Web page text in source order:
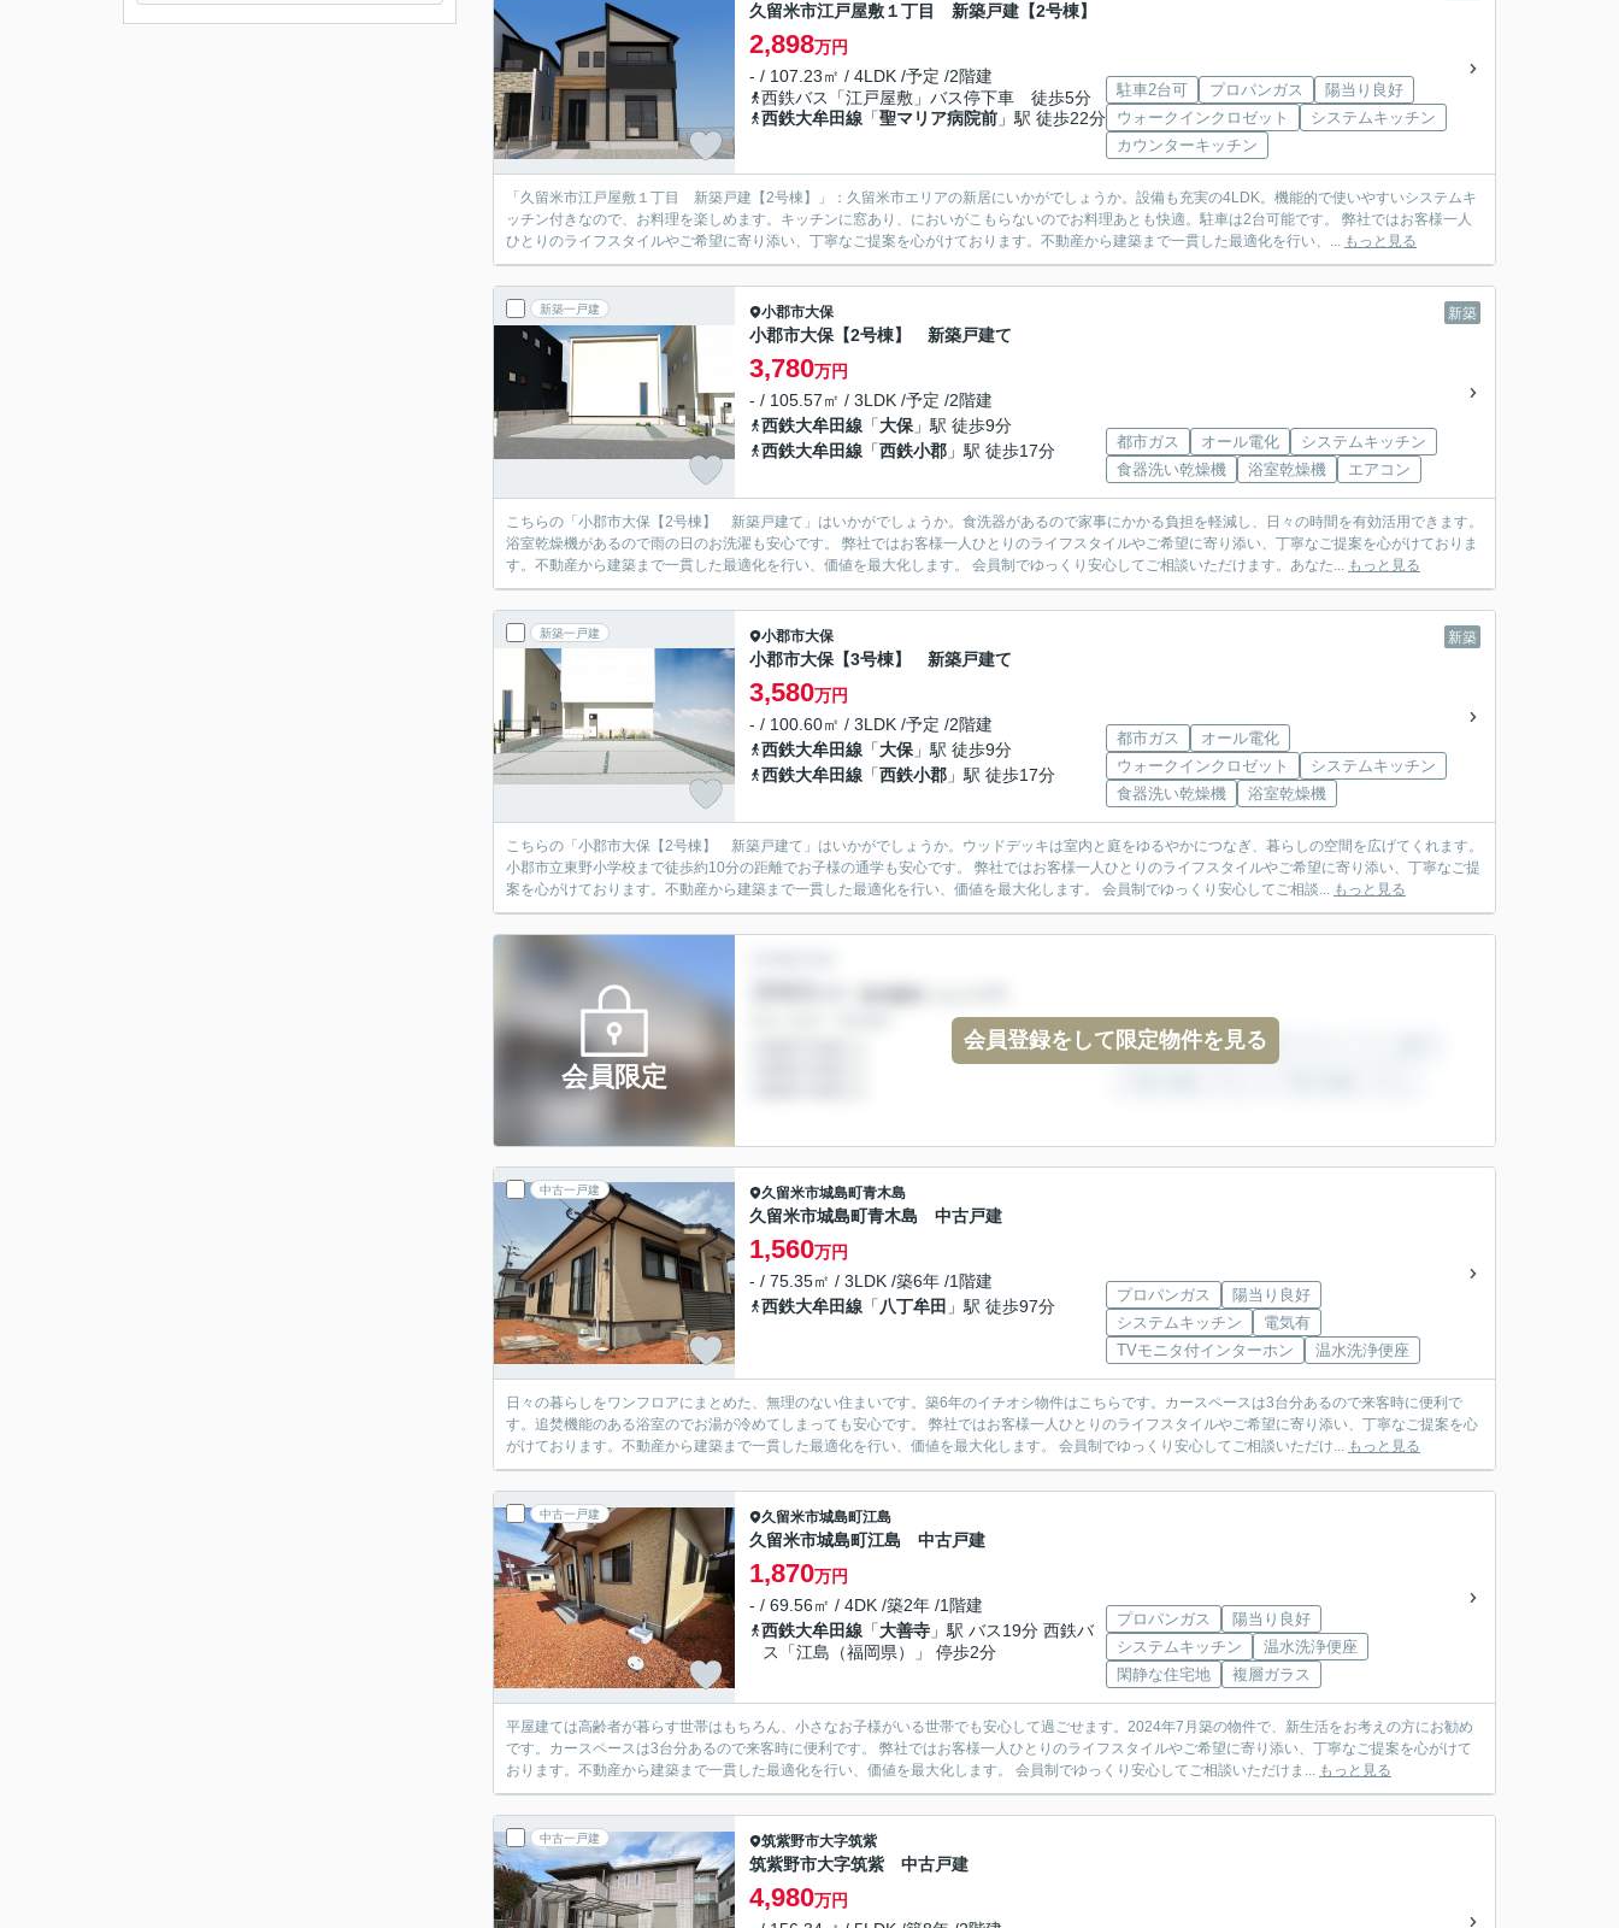
久留米市江戸屋敷１丁目 新築戸建【2号棟】
2,898万円
- / 107.23㎡ / 4LDK /予定 /2階建
西鉄バス「江戸屋敷」バス停下車 徒歩5分
西鉄大牟田線 「聖マリア病院前 」駅 徒歩22分
駐車2台可 プロパンガス
陽当り良好
ウォークインクロゼット
システムキッチン
カウンターキッチン
「久留米市江戸屋敷１丁目 新築戸建【2号棟】」：久留米市エリアの新居にいかがでしょうか。設備も充実の4LDK。機能的で使いやすいシステムキ
ッチン付きなので、お料理を楽しめます。キッチンに窓あり、においがこもらないのでお料理あとも快適。駐車は2台可能です。 弊社ではお客様一人
ひとりのライフスタイルやご希望に寄り添い、丁寧なご提案を心がけております。不動産から建築まで一貫した最適化を行い、... もっと見る
新築一戸建 新築
小郡市大保
小郡市大保【2号棟】 新築戸建て
3,780万円
- / 105.57㎡ / 3LDK /予定 /2階建
西鉄大牟田線 「大保 」駅 徒歩9分
西鉄大牟田線 「西鉄小郡 」駅 徒歩17分 都市ガス オール電化
システムキッチン
食器洗い乾燥機
浴室乾燥機 エアコン
こちらの「小郡市大保【2号棟】 新築戸建て」はいかがでしょうか。食洗器があるので家事にかかる負担を軽減し、日々の時間を有効活用できます。
浴室乾燥機があるので雨の日のお洗濯も安心です。 弊社ではお客様一人ひとりのライフスタイルやご希望に寄り添い、丁寧なご提案を心がけておりま
す。不動産から建築まで一貫した最適化を行い、価値を最大化します。 会員制でゆっくり安心してご相談いただけます。あなた... もっと見る
新築一戸建 新築
小郡市大保
小郡市大保【3号棟】 新築戸建て
3,580万円
- / 100.60㎡ / 3LDK /予定 /2階建
西鉄大牟田線 「大保 」駅 徒歩9分
西鉄大牟田線 「西鉄小郡 」駅 徒歩17分
都市ガス
オール電化
ウォークインクロゼット
システムキッチン
食器洗い乾燥機
浴室乾燥機
こちらの「小郡市大保【2号棟】 新築戸建て」はいかがでしょうか。ウッドデッキは室内と庭をゆるやかにつなぎ、暮らしの空間を広げてくれます。
小郡市立東野小学校まで徒歩約10分の距離でお子様の通学も安心です。 弊社ではお客様一人ひとりのライフスタイルやご希望に寄り添い、丁寧なご提
案を心がけております。不動産から建築まで一貫した最適化を行い、価値を最大化します。 会員制でゆっくり安心してご相談... もっと見る
会員限定
会員登録をして限定物件を見る
中古一戸建 久留米市城島町青木島
久留米市城島町青木島 中古戸建
1,560万円
- / 75.35㎡ / 3LDK /築6年 /1階建
西鉄大牟田線 「 八丁牟田 」駅 徒歩97分
プロパンガス
陽当り良好
システムキッチン
電気有
TVモニタ付インターホン
温水洗浄便座
日々の暮らしをワンフロアにまとめた、無理のない住まいです。築6年のイチオシ物件はこちらです。カースペースは3台分あるので来客時に便利で
す。追焚機能のある浴室のでお湯が冷めてしまっても安心です。 弊社ではお客様一人ひとりのライフスタイルやご希望に寄り添い、丁寧なご提案を心
がけております。不動産から建築まで一貫した最適化を行い、価値を最大化します。 会員制でゆっくり安心してご相談いただけ... もっと見る
中古一戸建 久留米市城島町江島
久留米市城島町江島 中古戸建
1,870万円
- / 69.56㎡ / 4DK /築2年 /1階建
西鉄大牟田線 「大善寺 」駅 バス19分 西鉄バ
ス「江島（福岡県）」 停歩2分
プロパンガス
陽当り良好
システムキッチン
温水洗浄便座
閑静な住宅地
複層ガラス
平屋建ては高齢者が暮らす世帯はもちろん、小さなお子様がいる世帯でも安心して過ごせます。2024年7月築の物件で、新生活をお考えの方にお勧め
です。カースペースは3台分あるので来客時に便利です。 弊社ではお客様一人ひとりのライフスタイルやご希望に寄り添い、丁寧なご提案を心がけて
おります。不動産から建築まで一貫した最適化を行い、価値を最大化します。 会員制でゆっくり安心してご相談いただけま... もっと見る
中古一戸建 筑紫野市大字筑紫
筑紫野市大字筑紫 中古戸建
4,980万円